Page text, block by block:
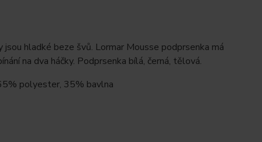
hladké beze švů. Lormar Mousse podprsenka má
na dva háčky. Podprsenka bílá, černá, tělová.
polyester, 35% bavlna